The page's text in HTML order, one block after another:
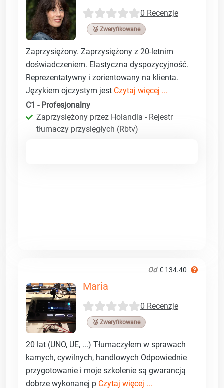
0 Recenzje
🥉 Zweryfikowane
Zaprzysiężony. Zaprzysiężony z 20-letnim
doświadczeniem. Elastyczna dyspozycyjność.
Reprezentatywny i zorientowany na klienta.
Językiem ojczystym jest Czytaj więcej ...
C1 - Profesjonalny
Zaprzysiężony przez Holandia - Rejestr
tłumaczy przysięgłych (Rbtv)
Od € 134.40
Maria
0 Recenzje
🥉 Zweryfikowane
20 lat (UNO, UE, ...) Tłumaczyłem w sprawach
karnych, cywilnych, handlowych Odpowiednie
przygotowanie i moje szkolenie są gwarancją
dobrze wykonanej p Czytaj więcej ...